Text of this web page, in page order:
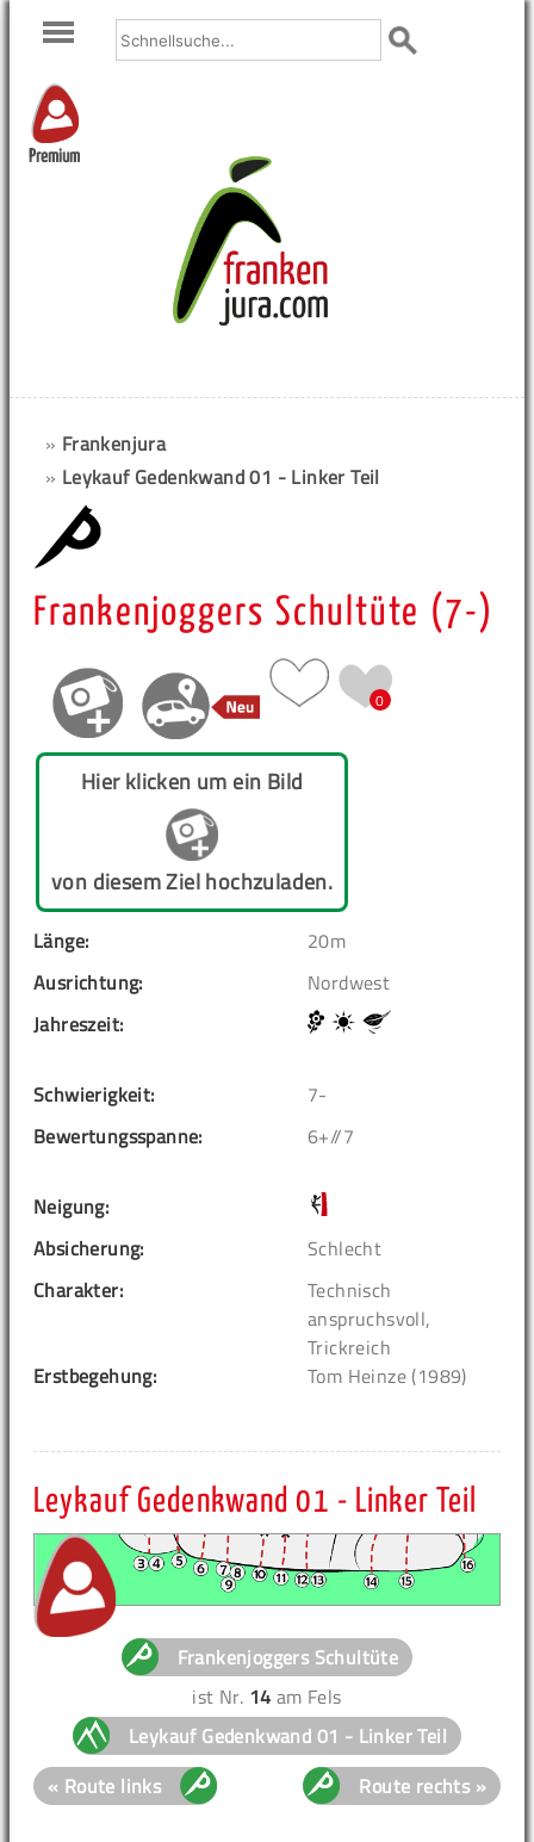
Premium
» Frankenjura
» Leykauf Gedenkwand 01 - Linker Teil
Frankenjoggers Schultüte (7-)
0
Hier klicken um ein Bild
von diesem Ziel hochzuladen.
Länge:
20m
Ausrichtung:
Nordwest
Jahreszeit:
Schwierigkeit:
7-
Bewertungsspanne:
6+//7
Neigung:
Absicherung:
Schlecht
Charakter:
Technisch
anspruchsvoll,
Trickreich
Erstbegehung:
Tom Heinze (1989)
Leykauf Gedenkwand 01 - Linker Teil
Frankenjoggers Schultüte
ist Nr. 14 am Fels
Leykauf Gedenkwand 01 - Linker Teil
« Route links
Route rechts »